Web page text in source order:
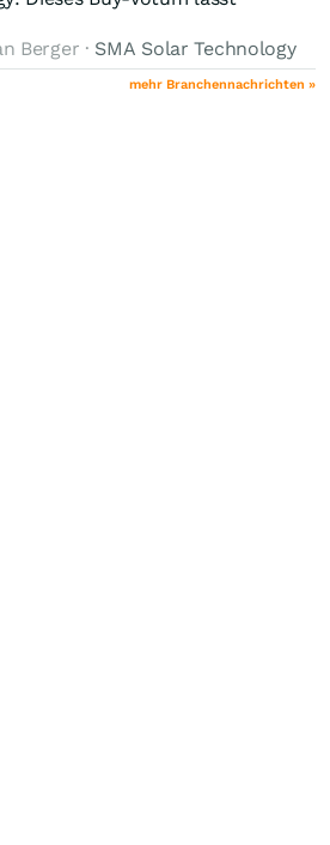
Berger · SMA Solar Technology
mehr Branchennachrichten »